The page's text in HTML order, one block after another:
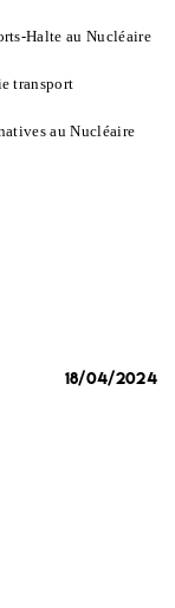
Halte au Nucléaire
transport
au Nucléaire
18/04/2024